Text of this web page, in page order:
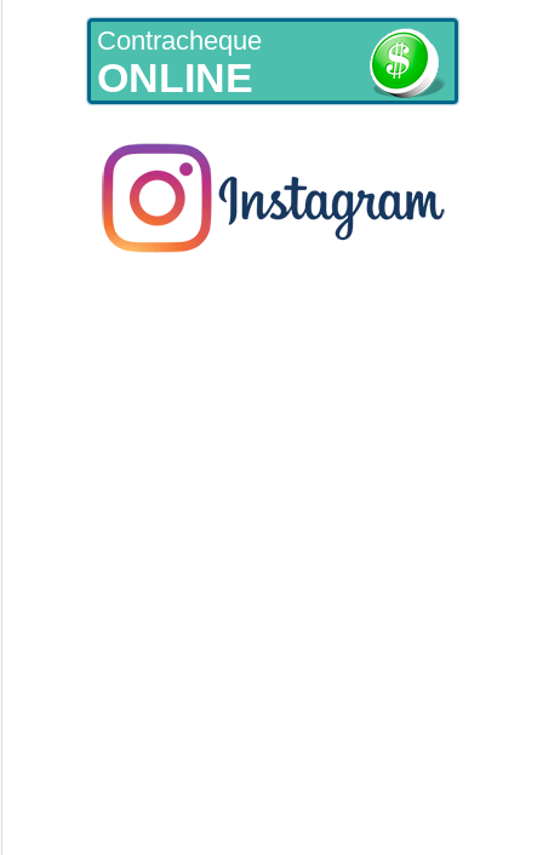
Contracheque
ONLINE